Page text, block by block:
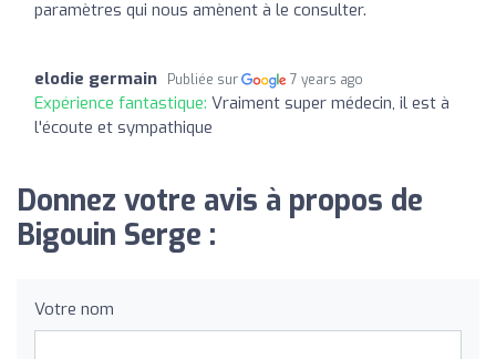
paramètres qui nous amènent à le consulter.
elodie germain Publiée sur 7 years ago
Expérience fantastique: Vraiment super médecin, il est à
l'écoute et sympathique
Donnez votre avis à propos de
Bigouin Serge :
Votre nom